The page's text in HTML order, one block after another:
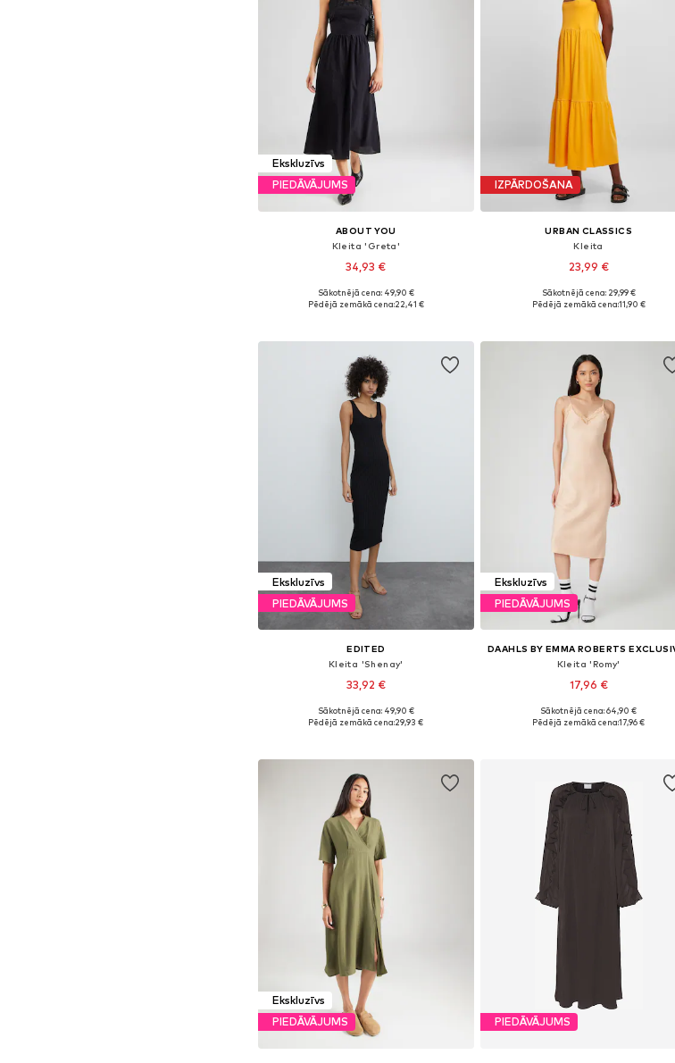
Ekskluzīvs
PIEDĀVĀJUMS
ABOUT YOU
Kleita 'Greta'
34,93 €
Pieejamie izmēri: 34, 36, 38, 40, 42, 44
Sākotnējā cena: 49,90 €
Pēdējā zemākā cena:22,41 €
IZPĀRDOŠANA
URBAN CLASSICS
Kleita
23,99 €
+2
Pieejams daudzos izmēros
Sākotnējā cena: 29,99 €
Pēdējā zemākā cena:11,90 €
Ekskluzīvs
PIEDĀVĀJUMS
EDITED
Kleita 'Shenay'
33,92 €
Pieejamie izmēri: 34, 36, 38, 40, 42
Sākotnējā cena: 49,90 €
Pēdējā zemākā cena:29,93 €
Ekskluzīvs
PIEDĀVĀJUMS
Kleita 'Romy'
17,96 €
Pieejamie izmēri: 34, 36, 38, 40, 42, 44
Sākotnējā cena: 64,90 €
Pēdējā zemākā cena:17,96 €
Ekskluzīvs
PIEDĀVĀJUMS
PIEDĀVĀJUMS